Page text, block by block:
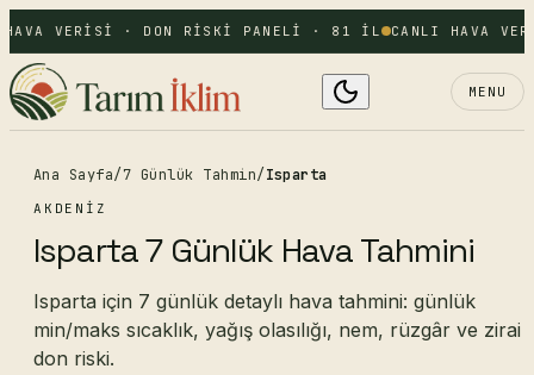
VERISI · DON RISKI PANELI · 81 IL CANLI HAVA
MENU
Ana Sayfa/7 Günlük Tahmin/Isparta
AKDENIZ
Isparta 7 Günlük Hava Tahmini
Isparta için 7 günlük detaylı hava tahmini: günlük
min/maks sıcaklık, yağış olasılığı, nem, rüzgâr ve zirai
don riski.